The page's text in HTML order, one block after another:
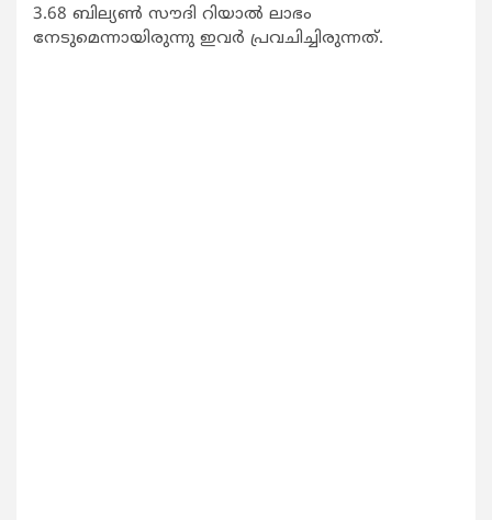
3.68 ബില്യണ്‍ സൗദി റിയാല്‍ ലാഭം
നേടുമെന്നായിരുന്നു ഇവര്‍ പ്രവചിച്ചിരുന്നത്.